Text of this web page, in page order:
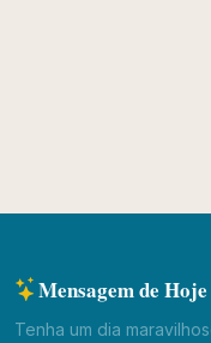
Mensagem de Hoje
Tenha um dia